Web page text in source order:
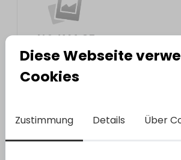
Diese Webseite
Cookies
Zustimmung Details Über